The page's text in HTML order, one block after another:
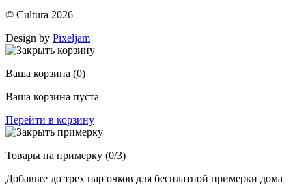
© Cultura 2026
Design by Pixeljam
Ваша корзина (0)
Ваша корзина пуста
Перейти в корзину
Товары на примерку (0/3)
Добавьте до трех пар очков для бесплатной примерки дома